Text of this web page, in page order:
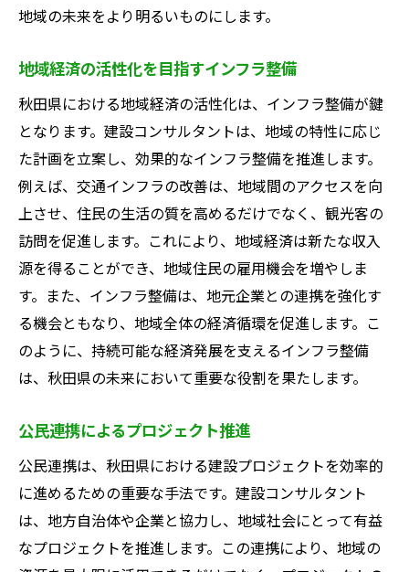
地域の未来をより明るいものにします。
地域経済の活性化を目指すインフラ整備
秋田県における地域経済の活性化は、インフラ整備が鍵
となります。建設コンサルタントは、地域の特性に応じ
た計画を立案し、効果的なインフラ整備を推進します。
例えば、交通インフラの改善は、地域間のアクセスを向
上させ、住民の生活の質を高めるだけでなく、観光客の
訪問を促進します。これにより、地域経済は新たな収入
源を得ることができ、地域住民の雇用機会を増やしま
す。また、インフラ整備は、地元企業との連携を強化す
る機会ともなり、地域全体の経済循環を促進します。こ
のように、持続可能な経済発展を支えるインフラ整備
は、秋田県の未来において重要な役割を果たします。
公民連携によるプロジェクト推進
公民連携は、秋田県における建設プロジェクトを効率的
に進めるための重要な手法です。建設コンサルタント
は、地方自治体や企業と協力し、地域社会にとって有益
なプロジェクトを推進します。この連携により、地域の